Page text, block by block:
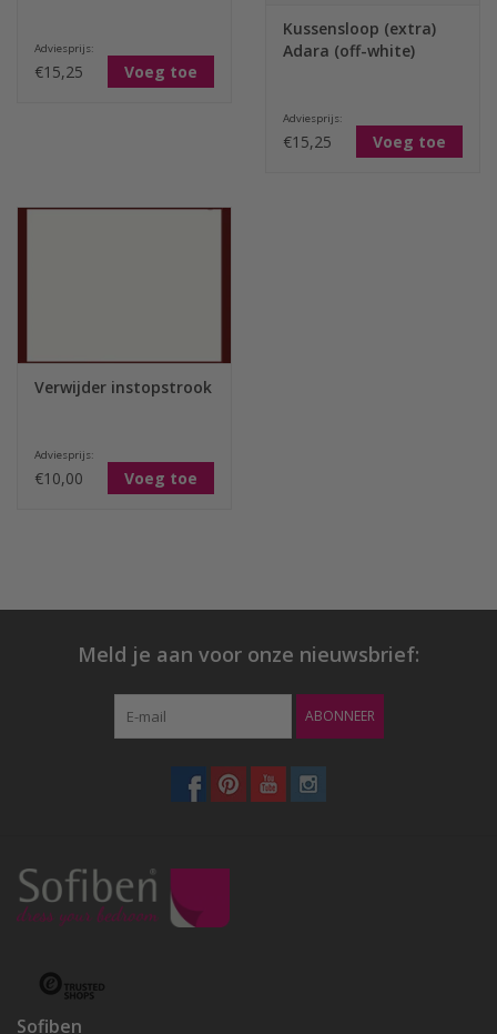
Adviesprijs:
€15,25 Voeg toe
Kussensloop (extra)
Adara (off-white)
Adviesprijs:
€15,25 Voeg toe
Verwijder instopstrook
Adviesprijs:
€10,00 Voeg toe
Meld je aan voor onze nieuwsbrief:
ABONNEER
Sofiben